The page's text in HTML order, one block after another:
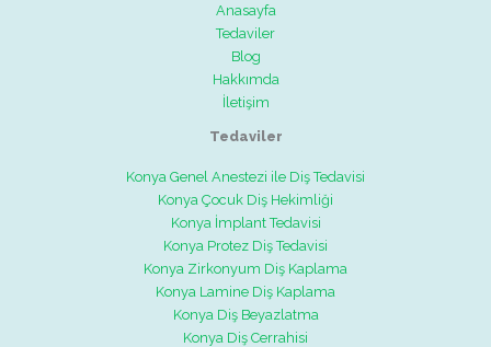
Anasayfa
Tedaviler
Blog
Hakkımda
İletişim
Tedaviler
Konya Genel Anestezi ile Diş Tedavisi
Konya Çocuk Diş Hekimliği
Konya İmplant Tedavisi
Konya Protez Diş Tedavisi
Konya Zirkonyum Diş Kaplama
Konya Lamine Diş Kaplama
Konya Diş Beyazlatma
Konya Diş Cerrahisi